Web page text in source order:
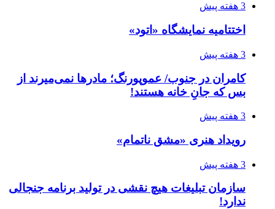
3 هفته پیش
اختتامیه نمایشگاه «اتود»
3 هفته پیش
کامران در جنوب/ عموپورنگ؛ مادرها نمی‌میرند از
بس که جانِ خانه هستند!
3 هفته پیش
رویداد هنری «مشق ناتمام»
3 هفته پیش
سازمان تبلیغات هیچ نقشی در تولید برنامه جنجالی
ندارد!